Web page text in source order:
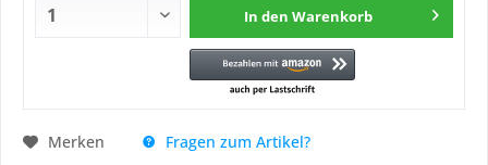
In den Warenkorb
Merken
Fragen zum Artikel?